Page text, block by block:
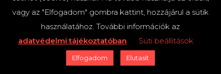
A SoftPOS alkalmazás megérkezett
az UniCredit Bankhoz is
Elektronikus fizetés Paytechshow
A SoftPOS a dinamikusan bővülő európai piacokon
és a technológiailag fejlett országokban aktív
paytech vállalat, a Nexi által kifejlesztett alkalmazás,
vagy az "Elfogadom" gombra kattint, hozzájárul a sütik
használatához. További információk az
adatvédelmi tájékoztatóban
Süti beállítások
Elfogadom Elutasít